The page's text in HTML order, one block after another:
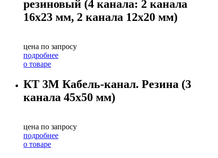
резиновый (4 канала: 2 канала
16х23 мм, 2 канала 12х20 мм)
цена по запросу
подробнее
о товаре
КТ 3М Кабель-канал. Резина (3
канала 45х50 мм)
цена по запросу
подробнее
о товаре